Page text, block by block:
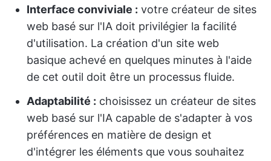
Interface conviviale : votre créateur de sites
web basé sur l'IA doit privilégier la facilité
d'utilisation. La création d'un site web
basique achevé en quelques minutes à l'aide
de cet outil doit être un processus fluide.
Adaptabilité : choisissez un créateur de sites
web basé sur l'IA capable de s'adapter à vos
préférences en matière de design et
d'intégrer les éléments que vous souhaitez